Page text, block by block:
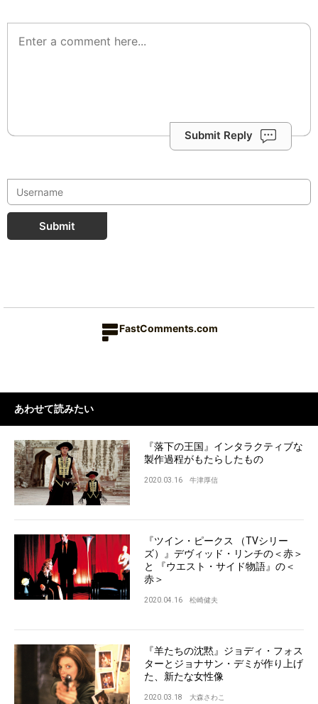
Submit Reply
Submit
FastComments.com
あわせて読みたい
『落下の王国』インタラクティブな
製作過程がもたらしたもの
2020.03.16 牛津厚信
『ツイン・ピークス （TVシリー
ズ）』デヴィッド・リンチの＜赤＞
と 『ウエスト・サイド物語』の＜
赤＞
2020.04.16 松崎健夫
『羊たちの沈黙』ジョディ・フォス
ターとジョナサン・デミが作り上げ
た、新たな女性像
2020.03.18 大森さわこ